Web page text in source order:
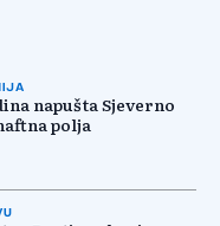
napušta Sjeverno
polja